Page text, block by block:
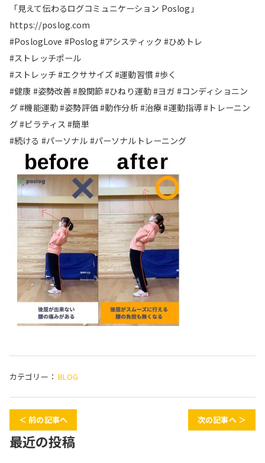
「見えて伝わるログコミュニケーション Poslog」
https://poslog.com
#PoslogLove #Poslog #アシスティック #ひめトレ
#ストレッチポール
#ストレッチ #エクササイズ #運動習慣 #歩く
#健康 #姿勢改善 #股関節 #ひねり運動 #ヨガ #コンディショニン
グ #機能運動 #姿勢評価 #動作分析 #治療 #運動指導 #トレーニン
グ #ピラティス #簡単
#続ける #パーソナル #パーソナルトレーニング
カテゴリー： BLOG
＜ 前の記事へ 次の記事へ ＞
最近の投稿